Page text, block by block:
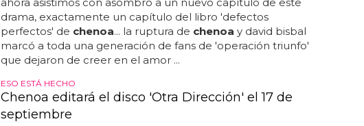
drama, exactamente un capítulo del libro 'defectos
perfectos' de chenoa... la ruptura de chenoa y david bisbal
marcó a toda una generación de fans de 'operación triunfo'
que dejaron de creer en el amor ...
ESO ESTÁ HECHO
Chenoa editará el disco 'Otra Dirección' el 17 de
septiembre